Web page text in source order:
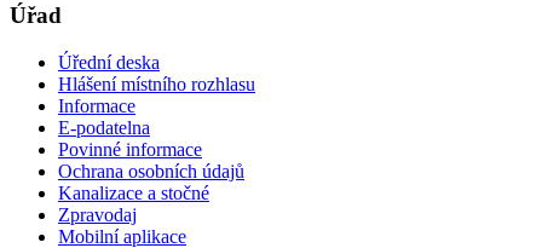
Úřad
Úřední deska
Hlášení místního rozhlasu
Informace
E-podatelna
Povinné informace
Ochrana osobních údajů
Kanalizace a stočné
Zpravodaj
Mobilní aplikace